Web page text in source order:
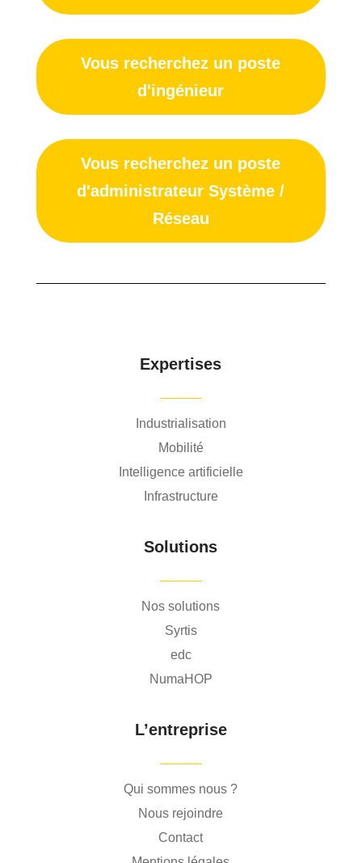
Vous recherchez un poste
d'ingénieur
Vous recherchez un poste
d'administrateur Système /
Réseau
Expertises
Industrialisation
Mobilité
Intelligence artificielle
Infrastructure
Solutions
Nos solutions
Syrtis
edc
NumaHOP
L’entreprise
Qui sommes nous ?
Nous rejoindre
Contact